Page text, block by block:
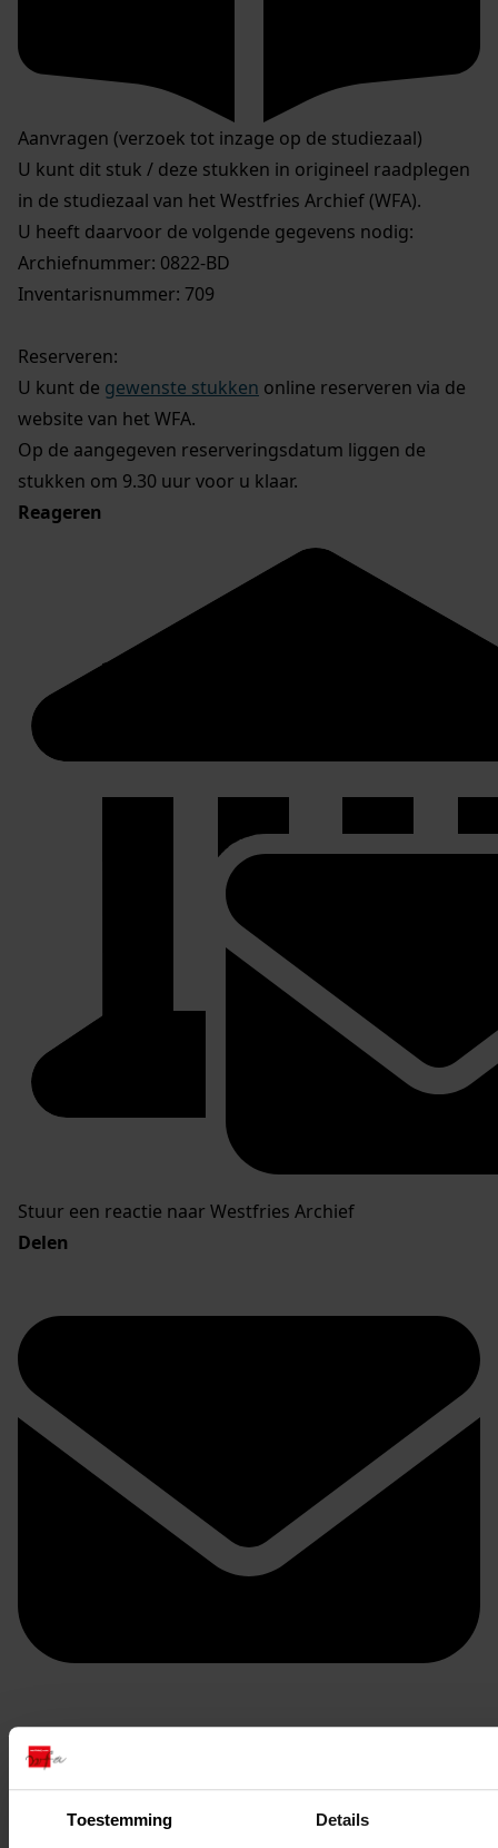
Toestemming Details
Aanvragen (verzoek tot inzage op de studiezaal)
U kunt dit stuk / deze stukken in origineel raadplegen
in de studiezaal van het Westfries Archief (WFA).
U heeft daarvoor de volgende gegevens nodig:
Archiefnummer: 0822-BD
Inventarisnummer: 709
Reserveren:
U kunt de gewenste stukken online reserveren via de
website van het WFA.
Op de aangegeven reserveringsdatum liggen de
stukken om 9.30 uur voor u klaar.
Reageren
Stuur een reactie naar Westfries Archief
Delen